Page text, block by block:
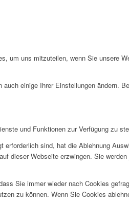
um uns mitzuteilen, wenn Sie unsere
einige Ihrer Einstellungen
und Funktionen zur Verfügung zu
sind, hat die Ablehnung
dieser Webseite erzwingen. Sie
Sie immer wieder nach Cookies
zu können. Wenn Sie Cookies